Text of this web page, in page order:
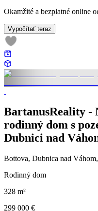
Okamžité a bezplatné online
Vypočítať teraz
BartanusReality -
rodinný dom s
Dubnici nad
Bottova, Dubnica nad
Rodinný dom
328 m²
299 000 €